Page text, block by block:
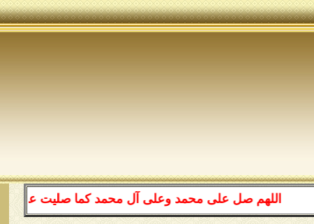
اللهم صل على محمد وعلى آل محمد كما صليت على